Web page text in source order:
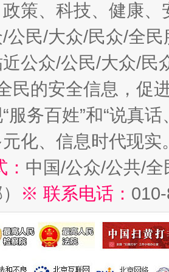
策、科技、健康
公民/大众/民众/全
公众/公民/大众/民
民的安全信息，促
服务百姓”和“说真
化、信息时代现实
中国/公众/公共/
※ 联系电话：